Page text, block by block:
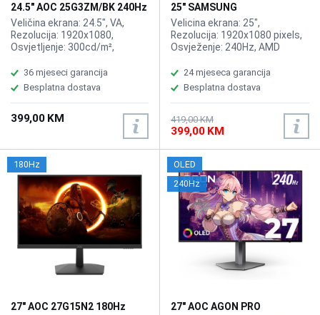
24.5" AOC 25G3ZM/BK 240Hz
Gaming Display
Veličina ekrana: 24.5", VA,
Rezolucija: 1920x1080,
Osvjetljenje: 300cd/m²,
Osvježenje: 240Hz, AMD
FreeSync Premium, Priključci:
DisplayPort, 2xHDMI 2.0.
36 mjeseci garancija
Besplatna dostava
399,00 KM
25" SAMSUNG
LS25BG400EUXEN Odyssey
G4 240Hz Display
Velicina ekrana: 25",
Rezolucija: 1920x1080 pixels,
Osvježenje: 240Hz, AMD
Sync, Osvjetljenje: 400 cd/m²,
Vrijeme odziva: 1ms, Priključci:
2xHDMI, Displayport
24 mjeseca garancija
Besplatna dostava
419,00 KM
399,00 KM
180Hz
27" AOC 27G15N2 180Hz
OLED
240Hz
27" AOC AGON PRO